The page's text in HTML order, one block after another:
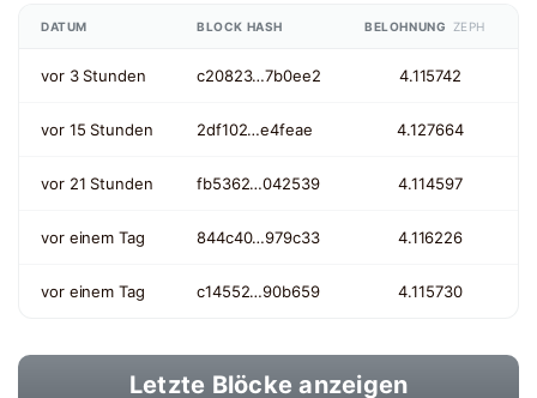
DATUM BLOCK HASH BELOHNUNG ZEPH
vor 3 Stunden c20823…7b0ee2 4.115742
vor 15 Stunden 2df102…e4feae 4.127664
vor 21 Stunden fb5362…042539 4.114597
vor einem Tag 844c40…979c33 4.116226
vor einem Tag c14552…90b659 4.115730
Letzte Blöcke anzeigen